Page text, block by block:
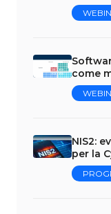
come
NIS2:
per la